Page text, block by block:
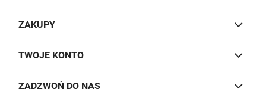
ZAKUPY
TWOJE KONTO
ZADZWOŃ DO NAS